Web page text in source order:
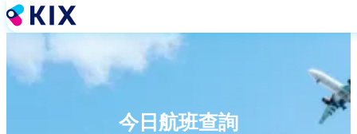
移
至
內
容
今日航班查詢